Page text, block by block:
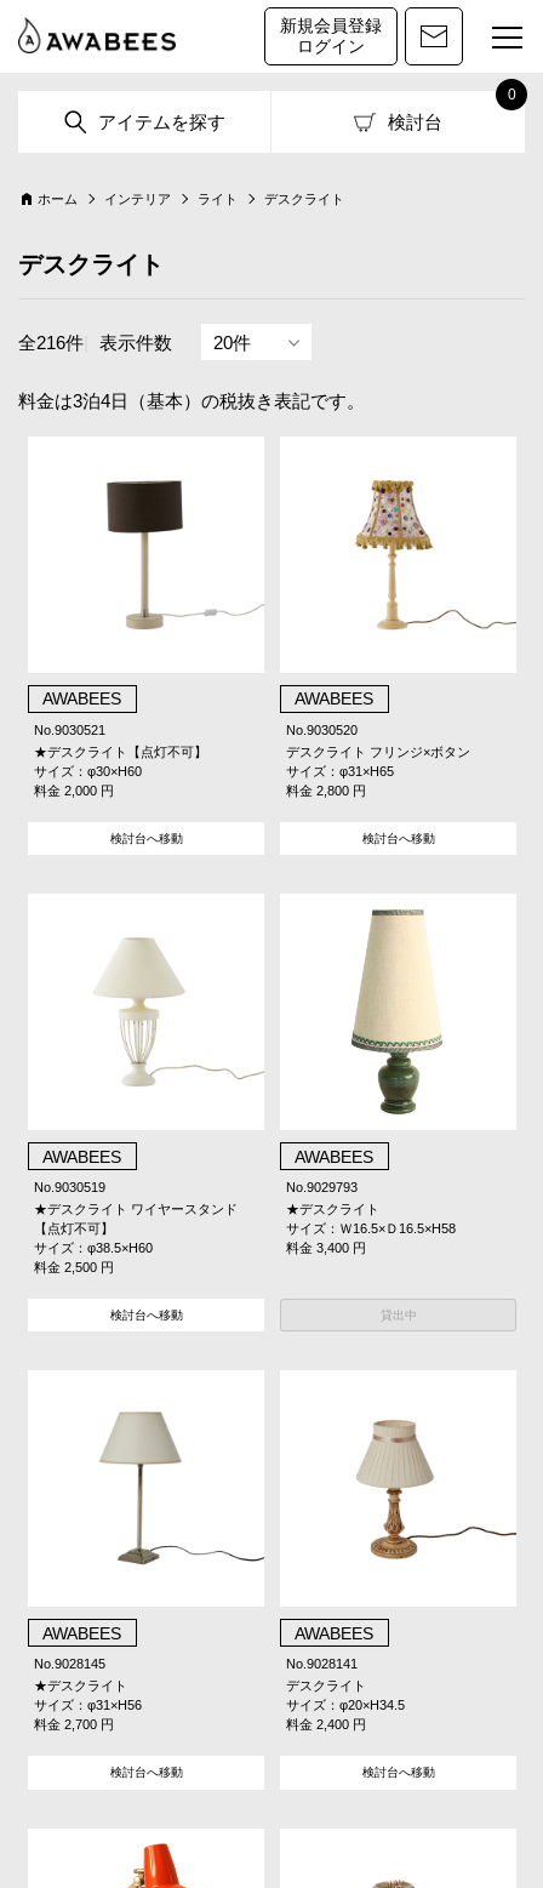
新規会員登録
ログイン
アイテムを探す 検討台
0
ホーム インテリア ライト デスクライト
デスクライト
全216件 表示件数
料金は3泊4日（基本）の税抜き表記です。
AWABEES
No.9030521
★デスクライト【点灯不可】
サイズ：φ30×H60
料金 2,000 円
検討台へ移動
AWABEES
No.9030520
デスクライト フリンジ×ボタン
サイズ：φ31×H65
料金 2,800 円
検討台へ移動
AWABEES
No.9030519
★デスクライト ワイヤースタンド
【点灯不可】
サイズ：φ38.5×H60
料金 2,500 円
検討台へ移動
AWABEES
No.9029793
★デスクライト
サイズ：Ｗ16.5×Ｄ16.5×H58
料金 3,400 円
貸出中
AWABEES
No.9028145
★デスクライト
サイズ：φ31×H56
料金 2,700 円
検討台へ移動
AWABEES
No.9028141
デスクライト
サイズ：φ20×H34.5
料金 2,400 円
検討台へ移動